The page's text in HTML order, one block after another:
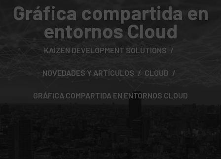
Gráfica compartida en
entornos Cloud
KAIZEN DEVELOPMENT SOLUTIONS
NOVEDADES Y ARTÍCULOS CLOUD
GRÁFICA COMPARTIDA EN ENTORNOS CLOUD